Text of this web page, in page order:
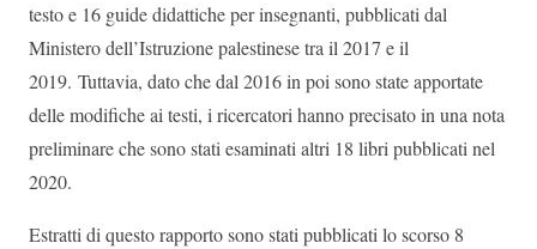
testo e 16 guide didattiche per insegnanti, pubblicati dal
Ministero dell’Istruzione palestinese tra il 2017 e il
2019. Tuttavia, dato che dal 2016 in poi sono state apportate
delle modifiche ai testi, i ricercatori hanno precisato in una nota
preliminare che sono stati esaminati altri 18 libri pubblicati nel
2020.
Estratti di questo rapporto sono stati pubblicati lo scorso 8